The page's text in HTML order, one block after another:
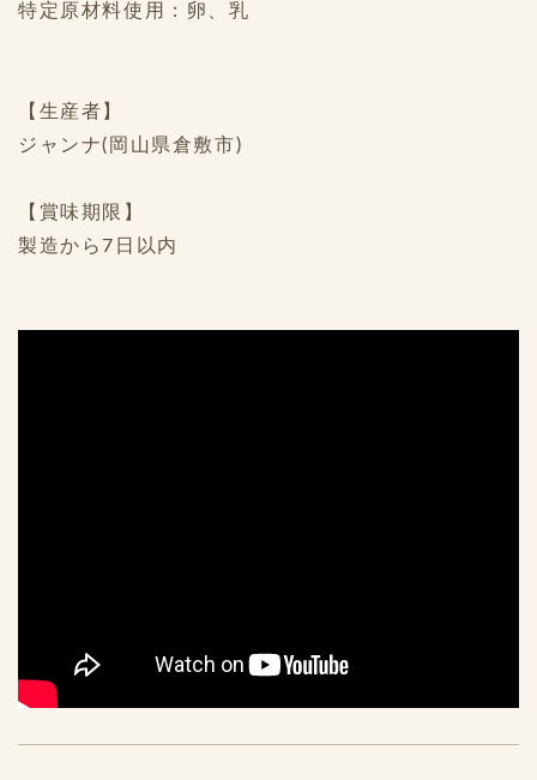
特定原材料使用：卵、乳
【生産者】
ジャンナ(岡山県倉敷市)
【賞味期限】
製造から7日以内